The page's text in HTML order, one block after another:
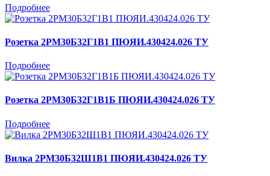
Подробнее
Розетка 2РМ30Б32Г1В1 ПЮЯИ.430424.026 ТУ
Подробнее
Розетка 2РМ30Б32Г1В1Б ПЮЯИ.430424.026 ТУ
Подробнее
Вилка 2РМ30Б32Ш1В1 ПЮЯИ.430424.026 ТУ